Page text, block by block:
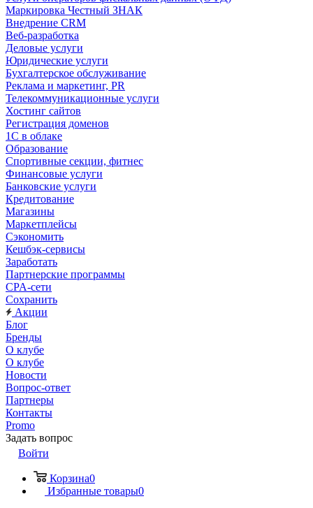
Маркировка Честный ЗНАК
Внедрение CRM
Веб-разработка
Деловые услуги
Юридические услуги
Бухгалтерское обслуживание
Реклама и маркетинг, PR
Телекоммуникационные услуги
Хостинг сайтов
Регистрация доменов
1С в облаке
Образование
Спортивные секции, фитнес
Финансовые услуги
Банковские услуги
Кредитование
Магазины
Маркетплейсы
Сэкономить
Кешбэк-сервисы
Заработать
Партнерские программы
CPA-сети
Сохранить
Акции
Блог
Бренды
О клубе
О клубе
Новости
Вопрос-ответ
Партнеры
Контакты
Promo
Задать вопрос
Войти
Корзина0
Избранные товары0